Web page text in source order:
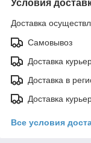
Условия
Доставка
Самовывоз
Доставка
Доставка в
Доставка
Все условия